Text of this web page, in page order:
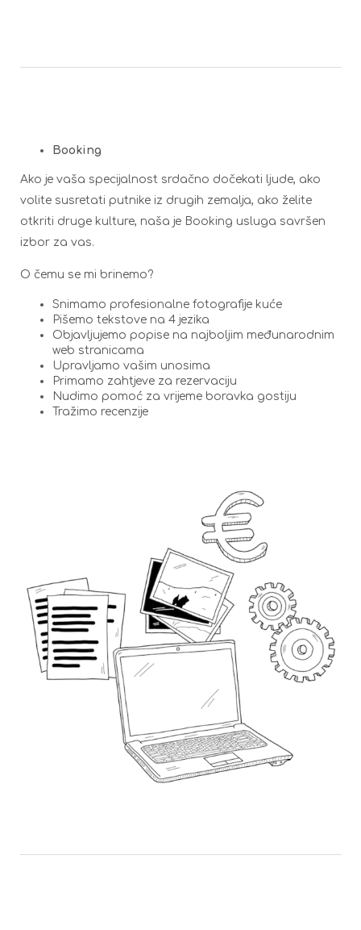
Booking
Ako je vaša specijalnost srdačno dočekati ljude, ako
volite susretati putnike iz drugih zemalja, ako želite
otkriti druge kulture, naša je Booking usluga savršen
izbor za vas.
O čemu se mi brinemo?
Snimamo profesionalne fotografije kuće
Pišemo tekstove na 4 jezika
Objavljujemo popise na najboljim međunarodnim
web stranicama
Upravljamo vašim unosima
Primamo zahtjeve za rezervaciju
Nudimo pomoć za vrijeme boravka gostiju
Tražimo recenzije